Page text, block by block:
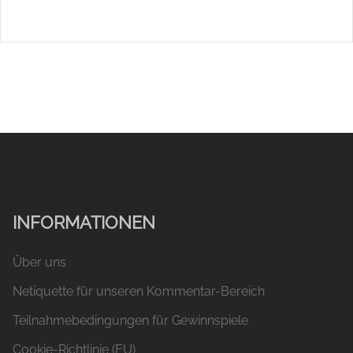
INFORMATIONEN
Über uns
Netiquette für unseren Kommentar-Bereich
Teilnahmebedingungen für Gewinnspiele
Cookie-Richtlinie (EU)